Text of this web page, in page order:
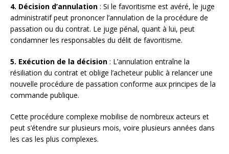
4. Décision d’annulation : Si le favoritisme est avéré, le juge
administratif peut prononcer l’annulation de la procédure de
passation ou du contrat. Le juge pénal, quant à lui, peut
condamner les responsables du délit de favoritisme.
5. Exécution de la décision : L’annulation entraîne la
résiliation du contrat et oblige l’acheteur public à relancer une
nouvelle procédure de passation conforme aux principes de la
commande publique.
Cette procédure complexe mobilise de nombreux acteurs et
peut s’étendre sur plusieurs mois, voire plusieurs années dans
les cas les plus complexes.